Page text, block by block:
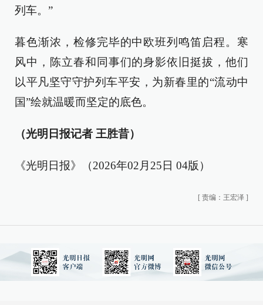
列车。”
暮色渐浓，检修完毕的中欧班列鸣笛启程。寒
风中，陈立春和同事们的身影依旧挺拔，他们
以平凡坚守守护列车平安，为新春里的“流动中
国”绘就温暖而坚定的底色。
（光明日报记者 王胜昔）
《光明日报》（2026年02月25日 04版）
[ 责编：王宏泽 ]